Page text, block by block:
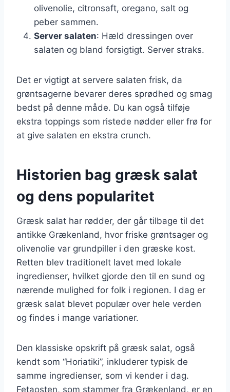
olivenolie, citronsaft, oregano, salt og
peber sammen.
Server salaten: Hæld dressingen over
salaten og bland forsigtigt. Server straks.
Det er vigtigt at servere salaten frisk, da
grøntsagerne bevarer deres sprødhed og smag
bedst på denne måde. Du kan også tilføje
ekstra toppings som ristede nødder eller frø for
at give salaten en ekstra crunch.
Historien bag græsk salat
og dens popularitet
Græsk salat har rødder, der går tilbage til det
antikke Grækenland, hvor friske grøntsager og
olivenolie var grundpiller i den græske kost.
Retten blev traditionelt lavet med lokale
ingredienser, hvilket gjorde den til en sund og
nærende mulighed for folk i regionen. I dag er
græsk salat blevet populær over hele verden
og findes i mange variationer.
Den klassiske opskrift på græsk salat, også
kendt som “Horiatiki”, inkluderer typisk de
samme ingredienser, som vi kender i dag.
Fetaosten, som stammer fra Grækenland, er en